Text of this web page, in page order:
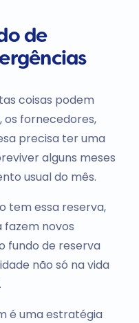
de
coisas podem
fornecedores,
precisa ter uma
alguns meses
usual do mês.
tem essa reserva,
fazem novos
fundo de reserva
não só na vida
é uma estratégia